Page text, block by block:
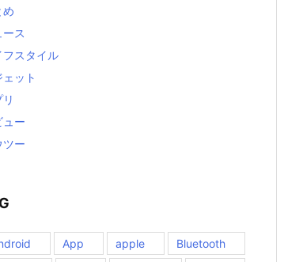
め
ース
フスタイル
ェット
ュー
ツー
App apple
Bluetooth